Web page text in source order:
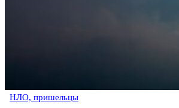
НЛО, пришельцы